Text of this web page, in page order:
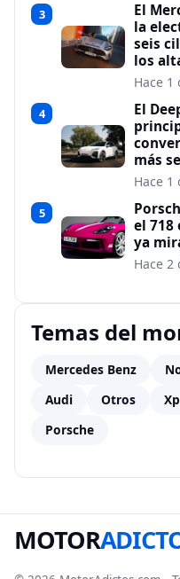
3
El
la
seis
los
Hace 1
4
El
más
Hace 1
5
el 718
ya
Hace 2
Temas del
Mercedes Benz
Audi
Otros
Porsche
MOTOR